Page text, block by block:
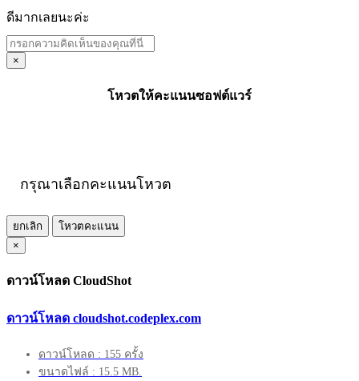
ดีมากเลยนะค่ะ
×
โหวตให้คะแนนซอฟต์แวร์
กรุณาเลือกคะแนนโหวต
ยกเลิก
โหวตคะแนน
×
ดาวน์โหลด CloudShot
ดาวน์โหลด cloudshot.codeplex.com
ดาวน์โหลด : 155 ครั้ง
ขนาดไฟล์ : 15.5 MB.